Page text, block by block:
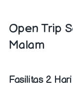
Open Trip
Malam
Fasilitas 2 Hari